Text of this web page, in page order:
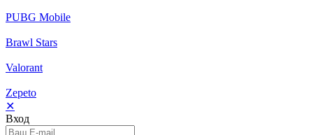
PUBG Mobile
Brawl Stars
Valorant
Zepeto
✕
Вход